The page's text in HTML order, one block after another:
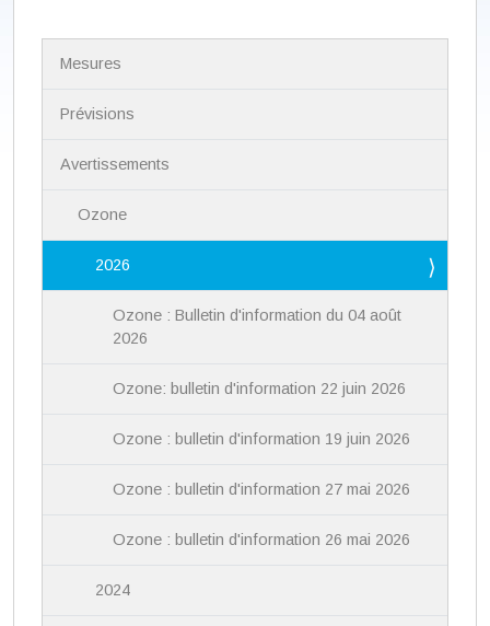
Mesures
Prévisions
Avertissements
Ozone
2026
Ozone : Bulletin d'information du 04 août
2026
Ozone: bulletin d'information 22 juin 2026
Ozone : bulletin d'information 19 juin 2026
Ozone : bulletin d'information 27 mai 2026
Ozone : bulletin d'information 26 mai 2026
2024